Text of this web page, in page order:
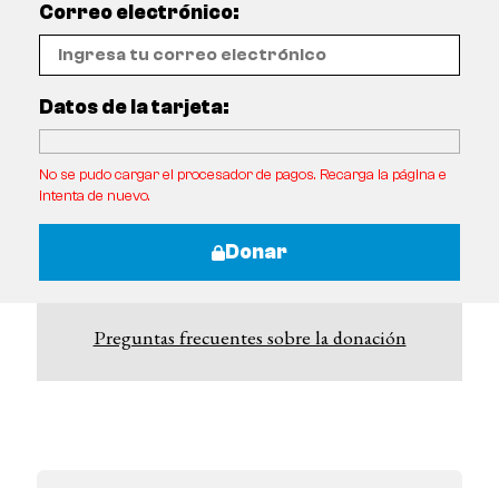
Correo electrónico:
Datos de la tarjeta:
No se pudo cargar el procesador de pagos. Recarga la página e
intenta de nuevo.
Donar
Preguntas frecuentes sobre la donación